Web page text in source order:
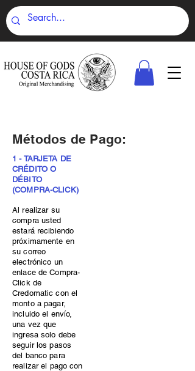
Métodos de Pago:
1 - TARJETA DE
CRÉDITO O
DÉBITO
(COMPRA-CLICK)
Al realizar su
compra usted
estará recibiendo
próximamente en
su correo
electrónico un
enlace de Compra-
Click de
Credomatic con el
monto a pagar,
incluido el envío,
una vez que
ingresa solo debe
seguir los pasos
del banco para
realizar el pago con